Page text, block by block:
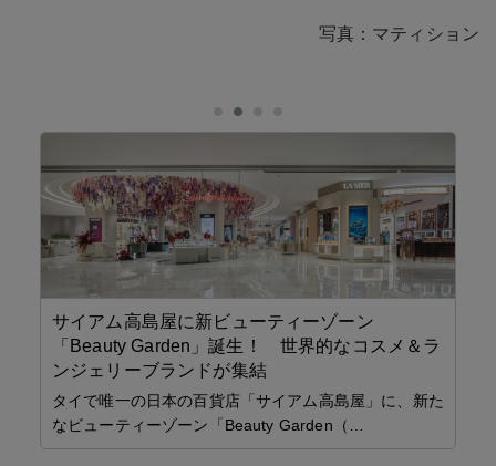
写真：マティション
サイアム高島屋に新ビューティーゾーン
「Beauty Garden」誕生！ 世界的なコスメ＆ラ
ンジェリーブランドが集結
タイで唯一の日本の百貨店「サイアム高島屋」に、新た
なビューティーゾーン「Beauty Garden（…